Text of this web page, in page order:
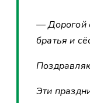
— Дорогой
братья и
Эти